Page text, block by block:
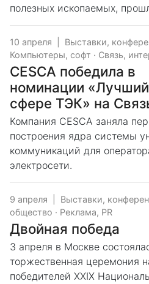
полезных ископаемых,
10 апреля Выставки,
Компьютеры, софт · Связь,
CESCA победила в
номинации
сфере ТЭК» на
Компания CESCA заняла
построения ядра системы
коммуникаций для
электросети.
9 апреля Выставки,
общество · Реклама, PR
Двойная победа
3 апреля в Москве
торжественная церемония
победителей XXIX